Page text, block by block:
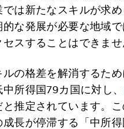
は新たなスキルが求
な発展が必要な地域
スすることはできませ
ルの格差を解消するた
所得国79カ国に対し、
と推定されています。
長が停滞する「中所得